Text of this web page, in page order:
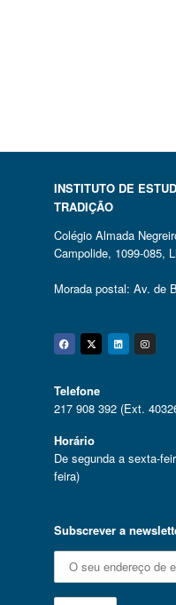
INSTITUTO DE
TRADIÇÃO
Colégio Almada
Campolide, 1099-085,
Morada postal: Av. de
Facebook
Twitter
Telefone
217 908 392 (Ext.
Horário
De segunda a sexta-
feira)
Subscrever a